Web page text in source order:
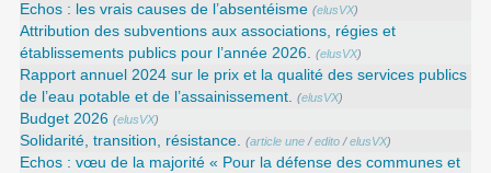
Echos : les vrais causes de l’absentéisme (elusVX)
Attribution des subventions aux associations, régies et
établissements publics pour l’année 2026. (elusVX)
Rapport annuel 2024 sur le prix et la qualité des services publics
de l’eau potable et de l’assainissement. (elusVX)
Budget 2026 (elusVX)
Solidarité, transition, résistance. (article une /edito /elusVX)
Echos : vœu de la majorité « Pour la défense des communes et